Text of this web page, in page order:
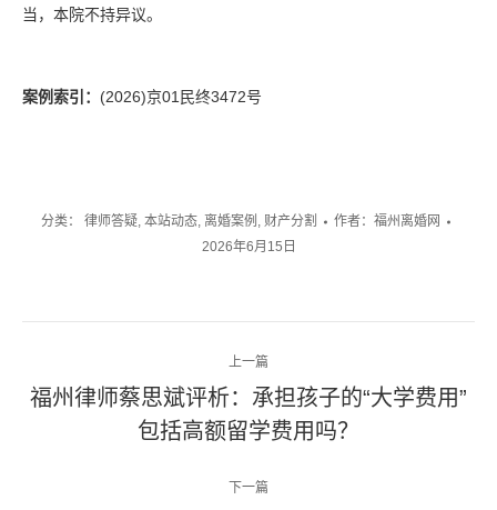
当，本院不持异议。
案例索引： (2026)京01民终3472号
分类： 律师答疑, 本站动态, 离婚案例 , 财产分割 作者： 福州离婚网
2026年6月15日
章
上一篇
上
一
福州律师蔡思斌评析：承担孩子的“大学费用”
包括高额留学费用吗？
下一篇